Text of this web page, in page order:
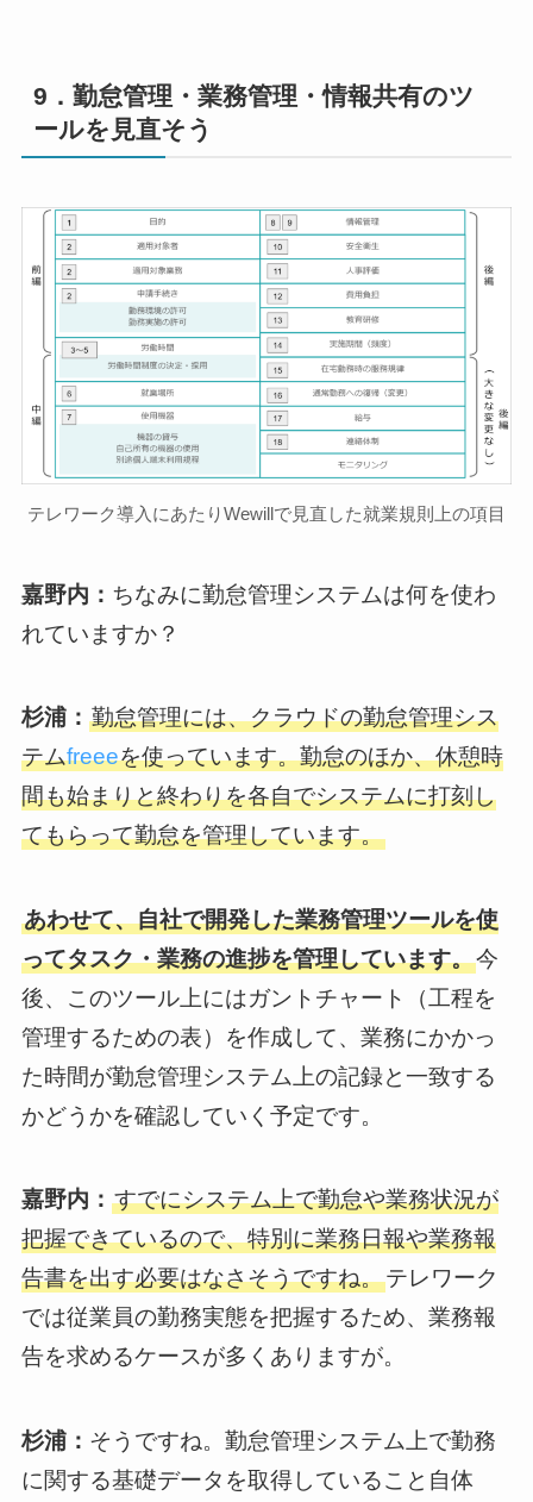
9．勤怠管理・業務管理・情報共有のツ
ールを見直そう
テレワーク導入にあたりWewillで見直した就業規則上の項目
嘉野内： ちなみに勤怠管理システムは何を使わ
れていますか？
杉浦： 勤怠管理には、クラウドの勤怠管理シス
テムfreeeを使っています。勤怠のほか、休憩時
間も始まりと終わりを各自でシステムに打刻し
てもらって勤怠を管理しています。
あわせて、自社で開発した業務管理ツールを使
ってタスク・業務の進捗を管理しています。今
後、このツール上にはガントチャート（工程を
管理するための表）を作成して、業務にかかっ
た時間が勤怠管理システム上の記録と一致する
かどうかを確認していく予定です。
嘉野内： すでにシステム上で勤怠や業務状況が
把握できているので、特別に業務日報や業務報
告書を出す必要はなさそうですね。テレワーク
では従業員の勤務実態を把握するため、業務報
告を求めるケースが多くありますが。
杉浦： そうですね。勤怠管理システム上で勤務
に関する基礎データを取得していること自体